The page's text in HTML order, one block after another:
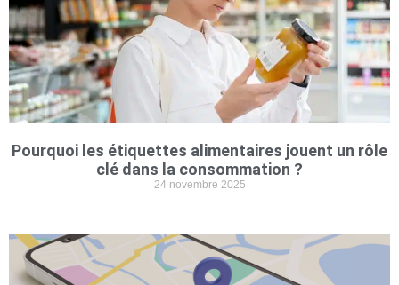
Pourquoi les étiquettes alimentaires jouent un rôle
clé dans la consommation ?
24 novembre 2025